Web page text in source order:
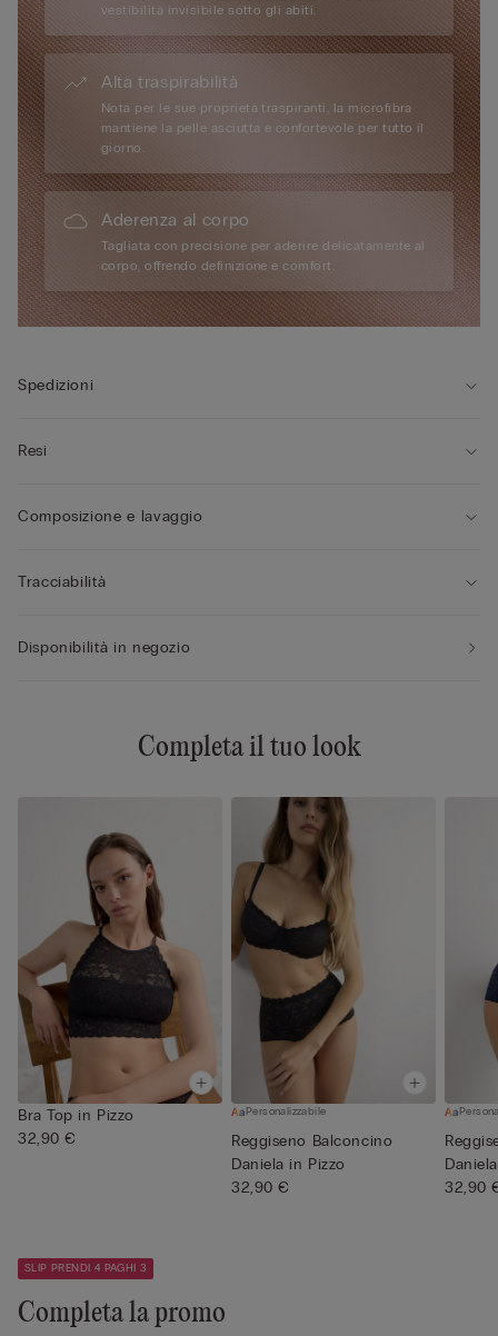
vestibilità invisibile sotto gli abiti.
Alta traspirabilità
Nota per le sue proprietà traspiranti, la microfibra
mantiene la pelle asciutta e confortevole per tutto il
giorno.
Aderenza al corpo
Tagliata con precisione per aderire delicatamente al
corpo, offrendo definizione e comfort.
Spedizioni
Resi
Composizione e lavaggio
Tracciabilità
Disponibilità in negozio
Completa il tuo look
Bra Top in Pizzo
32,90 €
Personalizzabile
Reggiseno Balconcino
Daniela in Pizzo
32,90 €
32,90
SLIP PRENDI 4 PAGHI 3
Completa la promo